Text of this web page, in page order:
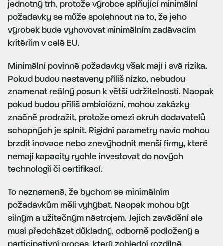
jednotný trh, protože výrobce splňující minimální
požadavky se může spolehnout na to, že jeho
výrobek bude vyhovovat minimálním zadávacím
kritériím v celé EU.
Minimální povinné požadavky však mají i svá rizika.
Pokud budou nastaveny příliš nízko, nebudou
znamenat reálný posun k větší udržitelnosti. Naopak
pokud budou příliš ambiciózní, mohou zakázky
značně prodražit, protože omezí okruh dodavatelů
schopných je splnit. Rigidní parametry navíc mohou
brzdit inovace nebo znevýhodnit menší firmy, které
nemají kapacity rychle investovat do nových
technologií či certifikací.
To neznamená, že bychom se minimálním
požadavkům měli vyhýbat. Naopak mohou být
silným a užitečným nástrojem. Jejich zavádění ale
musí předcházet důkladný, odborně podložený a
participativní proces, který zohlední rozdílné